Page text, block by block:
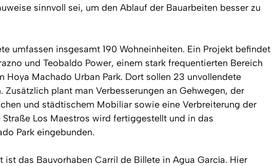
sinnvoll sei, um den Ablauf der Bauarbeiten besser zu
umfassen insgesamt 190 Wohneinheiten. Ein Projekt befindet
und Teobaldo Power, einem stark frequentierten Bereich
Hoya Machado Urban Park. Dort sollen 23 unvollendete
plant man Verbesserungen an Gehwegen, der
und städtischem Mobiliar sowie eine Verbreiterung der
Los Maestros wird fertiggestellt und in das
Park eingebunden.
ist das Bauvorhaben Carril de Billete in Agua García. Hier